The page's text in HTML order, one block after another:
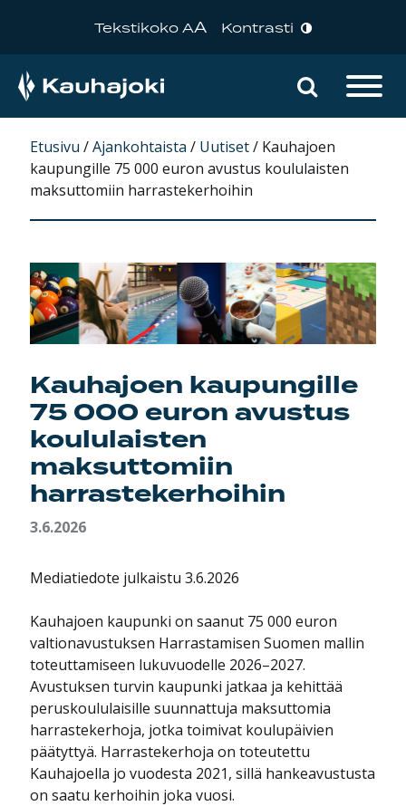
Tekstikoko AA Kontrasti
Päävalikko Hae
Etusivu /Ajankohtaista / Uutiset/ Kauhajoen
kaupungille 75 000 euron avustus koululaisten
maksuttomiin harrastekerhoihin
Kauhajoen kaupungille
75 000 euron avustus
koululaisten
maksuttomiin
harrastekerhoihin
3.6.2026
Mediatiedote julkaistu 3.6.2026
Kauhajoen kaupunki on saanut 75 000 euron
valtionavustuksen Harrastamisen Suomen mallin
toteuttamiseen lukuvuodelle 2026–2027.
Avustuksen turvin kaupunki jatkaa ja kehittää
peruskoululaisille suunnattuja maksuttomia
harrastekerhoja, jotka toimivat koulupäivien
päätyttyä. Harrastekerhoja on toteutettu
Kauhajoella jo vuodesta 2021, sillä hankeavustusta
on saatu kerhoihin joka vuosi.